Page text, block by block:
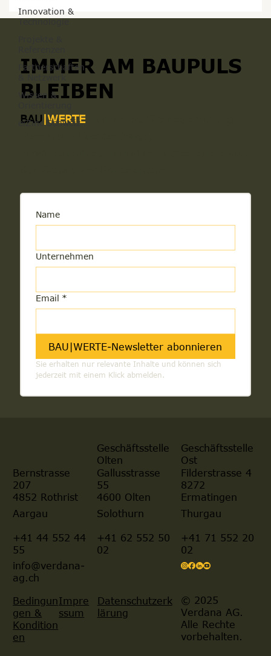
IMMER AM BAUPULS
BLEIBEN
BAU|WERTEinformiert Sie regelmässig
Name
Unternehmen
Email *
BAU|WERTE-Newsletter abonnieren
Sie erhalten nur relevante Inhalte und können sich
jederzeit mit einem Klick abmelden.
Innovation &
Partnerschaften
Wissen &
elZinc Schweiz
© 2025
Verdana AG.
Alle Rechte
vorbehalten.
Bernstrasse
207
4852 Rothrist
Geschäftsstelle
Olten
Gallusstrasse
55
4600 Olten
Geschäftsstelle
Ost
Filderstrasse 4
8272
Ermatingen
Aargau
+41 44 552 44
55
Solothurn
+41 62 552 50
02
Thurgau
+41 71 552 20
02
info@verdana-
ag.ch
Bedingun
gen &
Kondition
en
Datenschutzerk
lärung
Impre
ssum